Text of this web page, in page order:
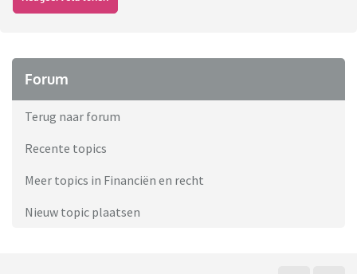
Forum
Terug naar forum
Recente topics
Meer topics in Financiën en recht
Nieuw topic plaatsen